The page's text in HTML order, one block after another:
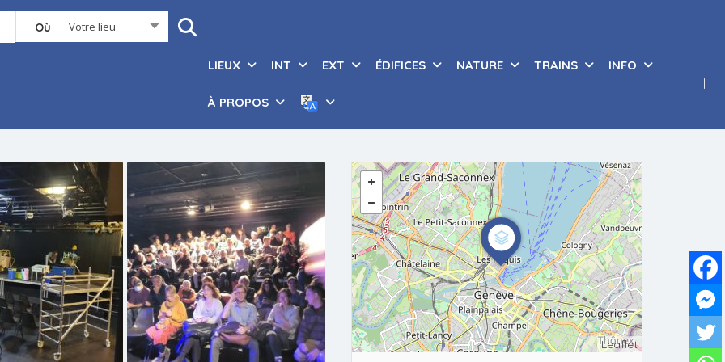
Où Votre lieu
LIEUX INT EXT ÉDIFICES NATURE TRAINS INFO
À PROPOS
Leaflet